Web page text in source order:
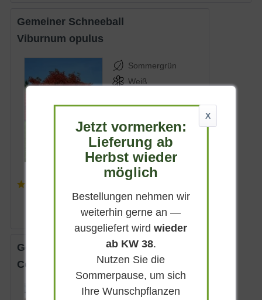
Gemeiner Schneeball
Viburnum opulus
Sommergrün
Weiß
2 - 4 m
Lieferbar
ab 3,25 € *
Gewöhnliche Hasel / Haselnuss
Corylus avellana
Sommergrün
X
Jetzt vormerken:
Lieferung ab
Herbst wieder
möglich
Bestellungen nehmen wir
weiterhin gerne an —
ausgeliefert wirdwieder
ab KW 38.
Nutzen Sie die
Sommerpause, um sich
Ihre Wunschpflanzen